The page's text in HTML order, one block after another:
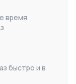
время
быстро и в